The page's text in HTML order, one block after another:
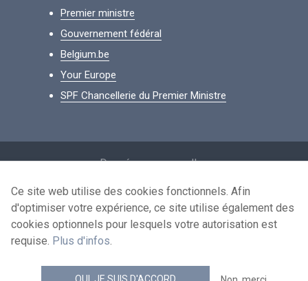
Premier ministre
Gouvernement fédéral
Belgium.be
Your Europe
SPF Chancellerie du Premier Ministre
Données personnelles
Conditions de réutilisation
Contactez-nous
news.belgium flux RSS
Ce site web utilise des cookies fonctionnels. Afin
d'optimiser votre expérience, ce site utilise également des
cookies optionnels pour lesquels votre autorisation est
requise. Plus d'infos.